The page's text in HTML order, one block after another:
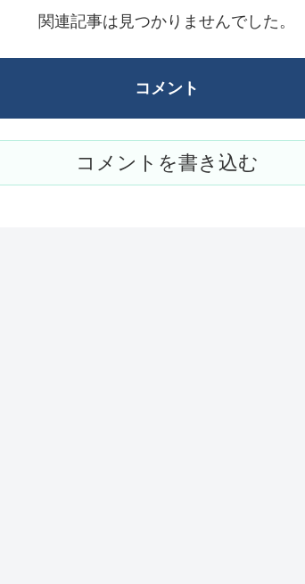
関連記事は見つかりませんでした。
コメント
コメントを書き込む